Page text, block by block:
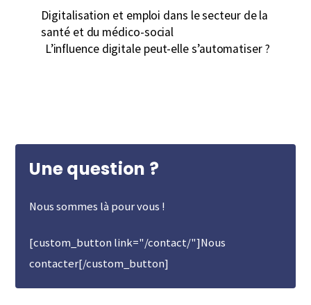
Digitalisation et emploi dans le secteur de la
santé et du médico-social
L’influence digitale peut-elle s’automatiser ?
Une question ?
Nous sommes là pour vous !
[custom_button link="/contact/"]Nous
contacter[/custom_button]